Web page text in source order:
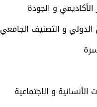
الأكاديمي و الجودة
الدولي و التصنيف الجامعي
الأنسانية و الاجتماعية